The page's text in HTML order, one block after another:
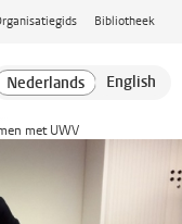
Bibliotheek
met UWV